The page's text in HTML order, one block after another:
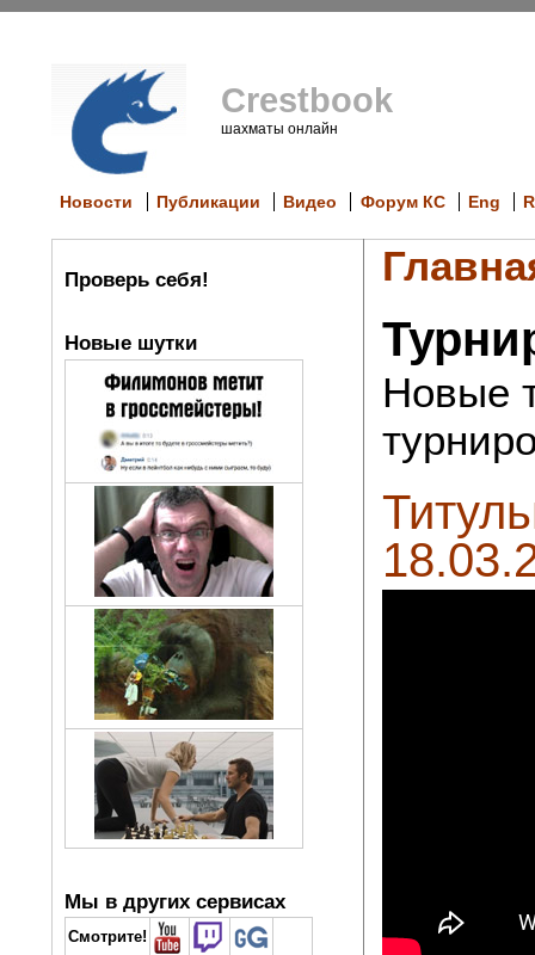
Crestbook
шахматы онлайн
Новости Публикации Видео Форум КС Eng
Проверь себя!
Новые шутки
Мы в других сервисах
Смотрите!
Новые